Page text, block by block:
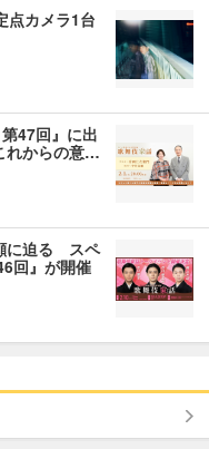
点カメラ1台
47回』に出
れからの意…
に迫る スペ
回』が開催